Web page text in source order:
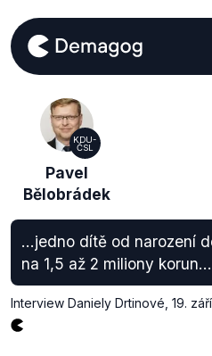
KDU-
ČSL
Pavel
Bělobrádek
...jedno dítě od narození
na 1,5 až 2 miliony korun...
Interview Daniely Drtinové 19.